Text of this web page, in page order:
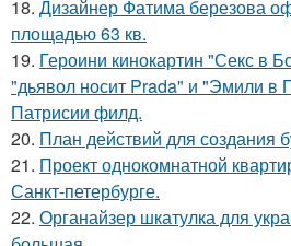
18. Дизайнер Фатима березова
площадью 63 кв.
19. Героини кинокартин "Секс в
"дьявол носит Prada" и "Эмили в
Патрисии филд.
20. План действий для создания
21. Проект однокомнатной
Санкт-петербурге.
22. Органайзер шкатулка для